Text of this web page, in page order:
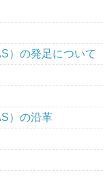
）の発足について
）の沿革